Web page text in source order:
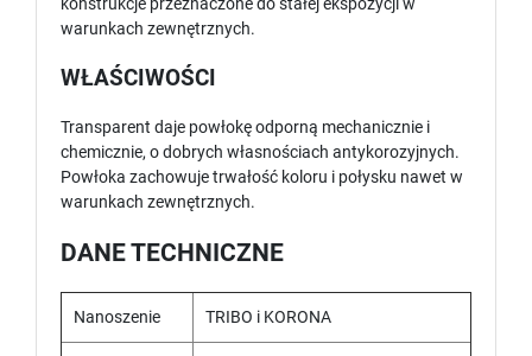
warunkach zewnętrznych.
WŁAŚCIWOŚCI
Transparent daje powłokę odporną mechanicznie i
chemicznie, o dobrych własnościach antykorozyjnych.
Powłoka zachowuje trwałość koloru i połysku nawet w
warunkach zewnętrznych.
DANE TECHNICZNE
Nanoszenie TRIBO i KORONA